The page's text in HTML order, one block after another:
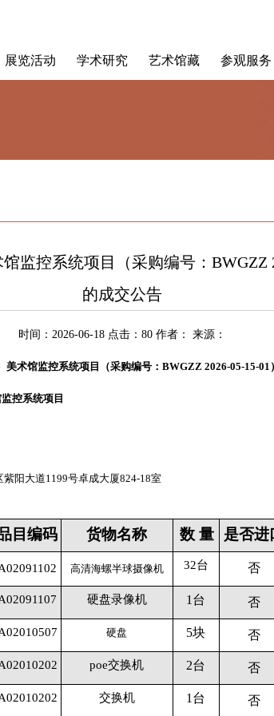
展览活动 学术研究 艺术馆藏 参观服务
监控系统项目（采购编号：BWGZZ
的成交公告
时间：2026-06-18 点击： 80 作者： 来源：
美术馆监控系统项目（采购编号：BWGZZ 2026-05-15-
控系统项目
阳大道1199号卓成大厦824-18室
目编码 货物名称 数 量 是否进
高清海螺半球摄像机 32台 否
硬盘录像机 1 台 否
硬盘 5块 否
poe交换机 2台 否
交换机 1 台 否